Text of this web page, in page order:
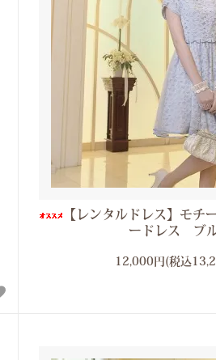
【レンタルドレス】モ
ードレス ブ
12,000円(税込